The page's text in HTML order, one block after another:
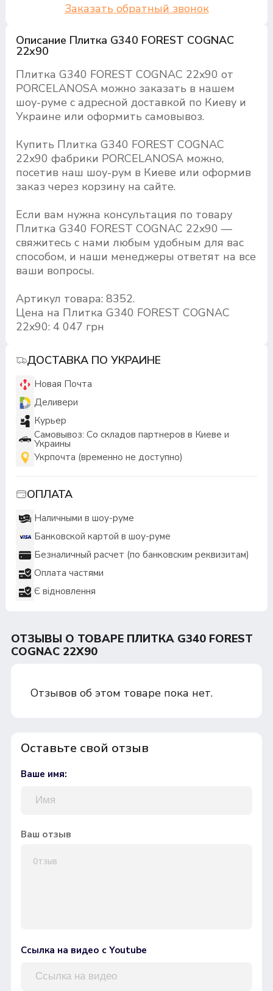
Описание Плитка G340 FOREST COGNAC
22x90
Плитка G340 FOREST COGNAC 22x90 от
PORCELANOSA можно заказать в нашем
шоу-руме с адресной доставкой по Киеву и
Украине или оформить самовывоз.
Купить Плитка G340 FOREST COGNAC
22x90 фабрики PORCELANOSA можно,
посетив наш шоу-рум в Киеве или оформив
заказ через корзину на сайте.
Если вам нужна консультация по товару
Плитка G340 FOREST COGNAC 22x90 —
свяжитесь с нами любым удобным для вас
способом, и наши менеджеры ответят на все
ваши вопросы.
Артикул товара: 8352.
Цена на Плитка G340 FOREST COGNAC
22x90: 4 047 грн
ДОСТАВКА ПО УКРАИНЕ
Новая Почта
Деливери
Курьер
Самовывоз: Со складов партнеров в Киеве и
Украины
Укрпочта (временно не доступно)
ОПЛАТА
Наличными в шоу-руме
Банковской картой в шоу-руме
Безналичный расчет (по банковским реквизитам)
Оплата частями
Є відновлення
ОТЗЫВЫ О ТОВАРЕ ПЛИТКА G340 FOREST
COGNAC 22X90
Отзывов об этом товаре пока нет.
Оставьте свой отзыв
Ваше имя:
Ваш отзыв
Ссылка на видео с Youtube
Заказать обратный звонок